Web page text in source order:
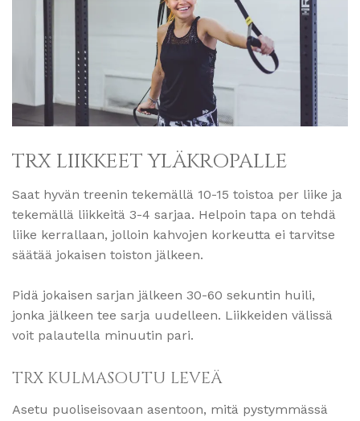
TRX LIIKKEET YLÄKROPALLE
Saat hyvän treenin tekemällä 10-15 toistoa per liike ja
tekemällä liikkeitä 3-4 sarjaa. Helpoin tapa on tehdä
liike kerrallaan, jolloin kahvojen korkeutta ei tarvitse
säätää jokaisen toiston jälkeen.
Pidä jokaisen sarjan jälkeen 30-60 sekuntin huili,
jonka jälkeen tee sarja uudelleen. Liikkeiden välissä
voit palautella minuutin pari.
TRX KULMASOUTU LEVEÄ
Asetu puoliseisovaan asentoon, mitä pystymmässä